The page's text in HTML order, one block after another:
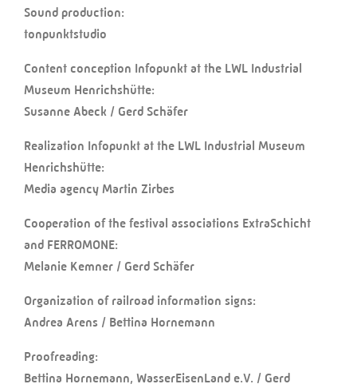
Sound production:
tonpunktstudio
Content conception Infopunkt at the LWL Industrial
Museum Henrichshütte:
Susanne Abeck / Gerd Schäfer
Realization Infopunkt at the LWL Industrial Museum
Henrichshütte:
Media agency Martin Zirbes
Cooperation of the festival associations ExtraSchicht
and FERROMONE:
Melanie Kemner / Gerd Schäfer
Organization of railroad information signs:
Andrea Arens / Bettina Hornemann
Proofreading:
Bettina Hornemann, WasserEisenLand e.V. / Gerd